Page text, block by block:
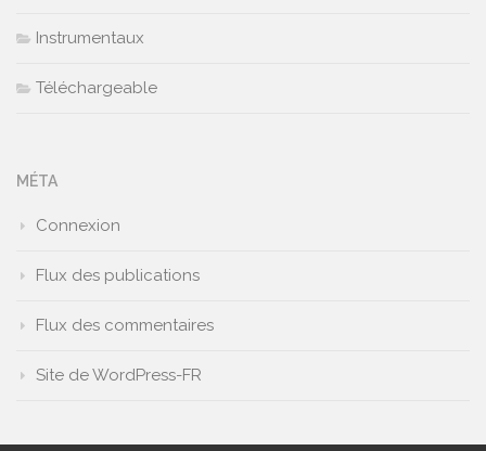
Instrumentaux
Téléchargeable
MÉTA
Connexion
Flux des publications
Flux des commentaires
Site de WordPress-FR